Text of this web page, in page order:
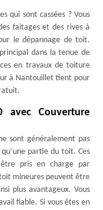
qui sont cassées ? Vous
faitages et des rives à
le dépannage de toit.
dans la tenue de
en travaux de toiture
à Nantouillet tient pour
avec Couverture
sont généralement pas
partie du toit. Ces
pris en charge par
mineures peuvent être
plus avantageux. Vous
fiable. Si vous êtes en